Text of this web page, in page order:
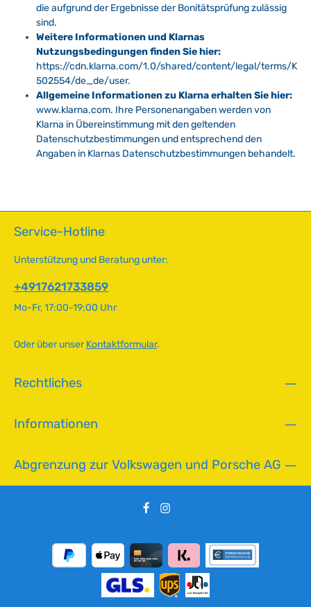
die aufgrund der Ergebnisse der Bonitätsprüfung zulässig
sind.
Weitere Informationen und Klarnas
Nutzungsbedingungen finden Sie hier:
https://cdn.klarna.com/1.0/shared/content/legal/terms/K
502554/de_de/user.
Allgemeine Informationen zu Klarna erhalten Sie hier:
www.klarna.com. Ihre Personenangaben werden von
Klarna in Übereinstimmung mit den geltenden
Datenschutzbestimmungen und entsprechend den
Angaben in Klarnas Datenschutzbestimmungen behandelt.
Service-Hotline
Unterstützung und Beratung unter:
+4917621733859
Mo-Fr, 17:00-19:00 Uhr
Oder über unserKontaktformular.
Rechtliches
Informationen
Abgrenzung zur Volkswagen und Porsche AG